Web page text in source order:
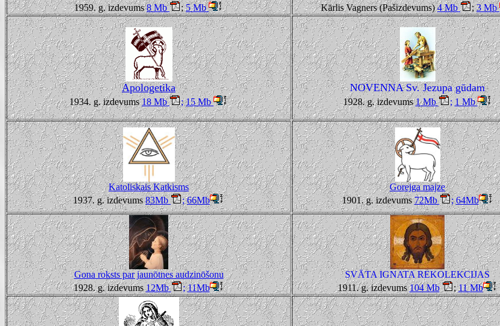
1959. g. izdevums8 Mb ;5 Mb Kārlis Vagners (Pašizdevums)4 Mb ;3 Mb
Apologetika
1934. g. izdevums18 Mb ; 15 Mb
NOVENNASv. Jezupa gūdam
1928. g. izdevums1 Mb ; 1 Mb
Katoliskais Katkisms
1937. g. izdevums83Mb ; 66Mb
Gorejga majze
1901. g. izdevums72Mb ; 64Mb
Gona roksts par jaunōtnes audzinōšonu
1928. g. izdevums12Mb ; 11Mb
SVĀTA IGNATA REKOLEKCIJAS
1911. g. izdevums104 Mb ; 11 Mb